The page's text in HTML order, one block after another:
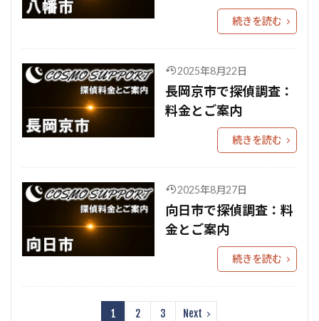
続きを読む
2025年8月22日
長岡京市で探偵調査：
料金とご案内
続きを読む
2025年8月27日
向日市で探偵調査：料
金とご案内
続きを読む
1 2 3 Next